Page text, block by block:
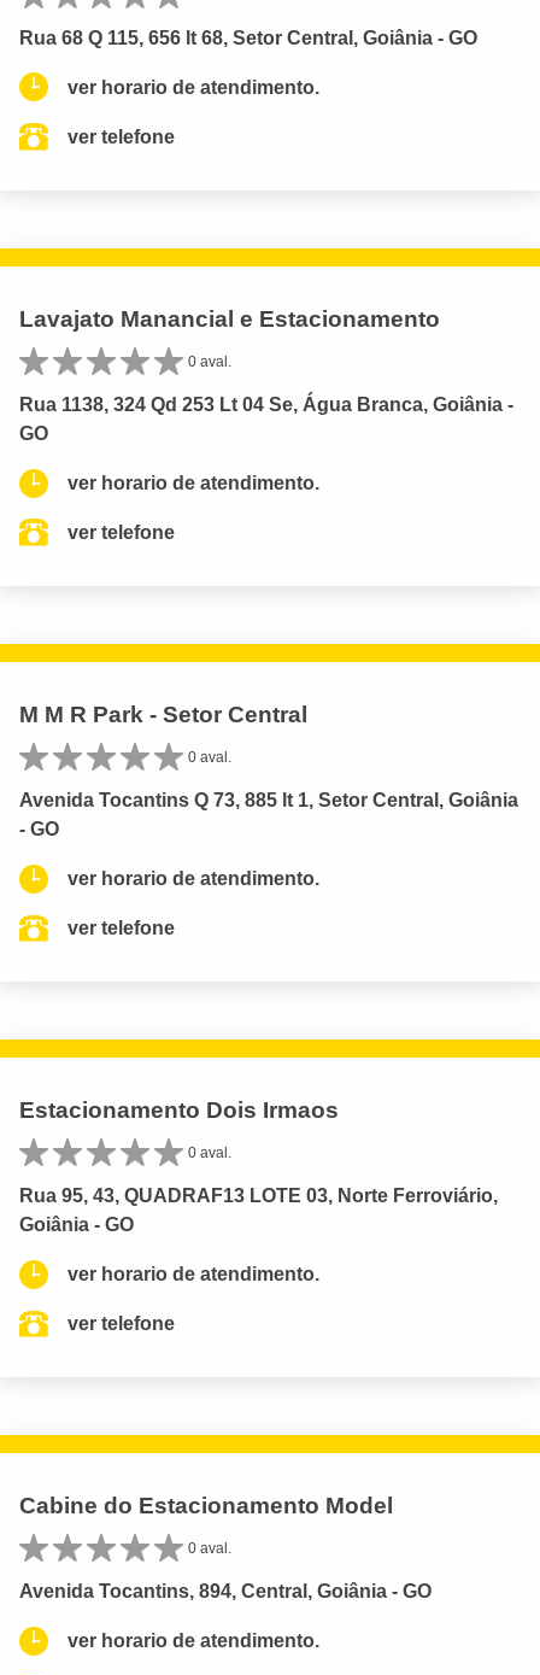
Rua 68 Q 115, 656 lt 68, Setor Central, Goiânia - GO
ver horario de atendimento.
ver telefone
Lavajato Manancial e Estacionamento
0 aval.
Rua 1138, 324 Qd 253 Lt 04 Se, Água Branca, Goiânia -
GO
ver horario de atendimento.
ver telefone
M M R Park - Setor Central
0 aval.
Avenida Tocantins Q 73, 885 lt 1, Setor Central, Goiânia
- GO
ver horario de atendimento.
ver telefone
Estacionamento Dois Irmaos
0 aval.
Rua 95, 43, QUADRAF13 LOTE 03, Norte Ferroviário,
Goiânia - GO
ver horario de atendimento.
ver telefone
Cabine do Estacionamento Model
0 aval.
Avenida Tocantins, 894, Central, Goiânia - GO
ver horario de atendimento.